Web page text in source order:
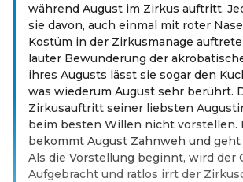
während August im Zirkus auftritt.
sie davon, auch einmal mit roter
Kostüm in der Zirkusmanage
lauter Bewunderung der
ihres Augusts lässt sie sogar den
was wiederum August sehr berührt.
Zirkusauftritt seiner liebsten
beim besten Willen nicht vorstellen.
bekommt August Zahnweh und geht
Als die Vorstellung beginnt, wird der
Aufgebracht und ratlos irrt der